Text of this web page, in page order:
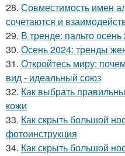
28. Совместимость имен
сочетаются и
29. В тренде: пальто осень
30. Осень 2024: тренды
31. Откройтесь миру:
вид - идеальный союз
32. Как выбрать
кожи
33. Как скрыть большой
фотоинструкция
34. Как скрыть большой